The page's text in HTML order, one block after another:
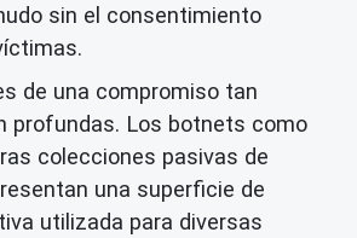
sin el consentimiento
de una compromiso tan
profundas. Los botnets como
colecciones pasivas de
una superficie de
utilizada para diversas